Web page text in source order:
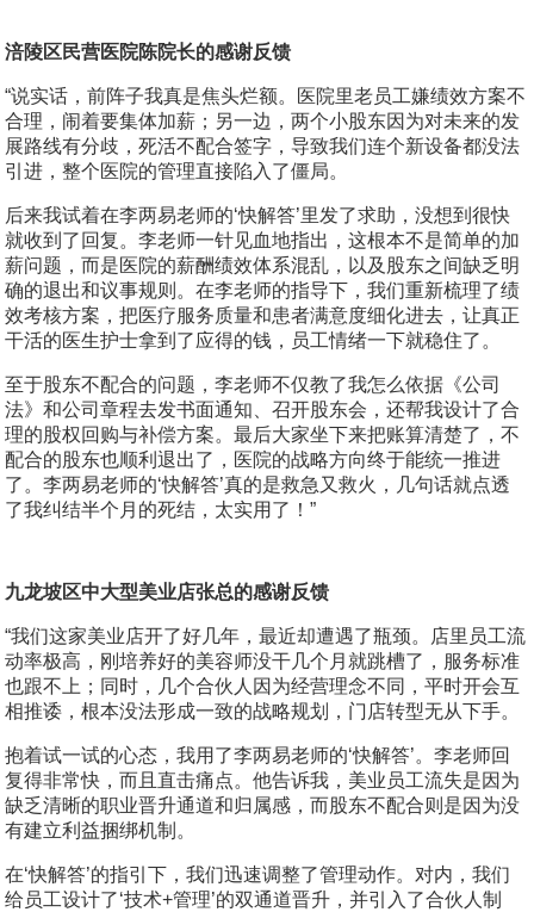
涪陵区民营医院陈院长的感谢反馈
“说实话，前阵子我真是焦头烂额。医院里老员工嫌绩效方案不
合理，闹着要集体加薪；另一边，两个小股东因为对未来的发
展路线有分歧，死活不配合签字，导致我们连个新设备都没法
引进，整个医院的管理直接陷入了僵局。
后来我试着在李两易老师的‘快解答’里发了求助，没想到很快
就收到了回复。李老师一针见血地指出，这根本不是简单的加
薪问题，而是医院的薪酬绩效体系混乱，以及股东之间缺乏明
确的退出和议事规则。在李老师的指导下，我们重新梳理了绩
效考核方案，把医疗服务质量和患者满意度细化进去，让真正
干活的医生护士拿到了应得的钱，员工情绪一下就稳住了。
至于股东不配合的问题，李老师不仅教了我怎么依据《公司
法》和公司章程去发书面通知、召开股东会，还帮我设计了合
理的股权回购与补偿方案。最后大家坐下来把账算清楚了，不
配合的股东也顺利退出了，医院的战略方向终于能统一推进
了。李两易老师的‘快解答’真的是救急又救火，几句话就点透
了我纠结半个月的死结，太实用了！”
九龙坡区中大型美业店张总的感谢反馈
“我们这家美业店开了好几年，最近却遭遇了瓶颈。店里员工流
动率极高，刚培养好的美容师没干几个月就跳槽了，服务标准
也跟不上；同时，几个合伙人因为经营理念不同，平时开会互
相推诿，根本没法形成一致的战略规划，门店转型无从下手。
抱着试一试的心态，我用了李两易老师的‘快解答’。李老师回
复得非常快，而且直击痛点。他告诉我，美业员工流失是因为
缺乏清晰的职业晋升通道和归属感，而股东不配合则是因为没
有建立利益捆绑机制。
在‘快解答’的指引下，我们迅速调整了管理动作。对内，我们
给员工设计了‘技术+管理’的双通道晋升，并引入了合伙人制